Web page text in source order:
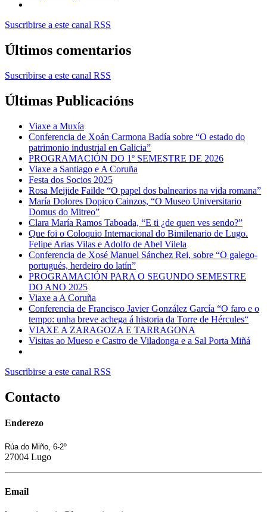
Suscribirse a este canal RSS
Últimos comentarios
Suscribirse a este canal RSS
Últimas Publicacións
Viaxe a Muxía
Conferencia de Xoán Carmona Badía sobre “O estado do
patrimonio industrial en Galicia”
PROGRAMACIÓN DO 1º SEMESTRE DE 2026
Viaxe a Santiago e A Coruña
Festa dos Socios 2025
Rosa Meijide Failde “O papel dos balnearios na vida romana”
María Dolores Dopico Cainzos, “O Museo Universitario
Domus do Mitreo”
Clara María Ramos Taboada, “E ti ¿de quen ves sendo?”
Que foi o Coloquio Internacional do Bimilenario de Lugo.
Felipe Arias Vilas e Adolfo de Abel Vilela
Conferencia de Xosé Manuel Sánchez Rei, sobre “O galego-
portugués, herdeiro do latín”
PROGRAMACIÓN PARA O SEGUNDO SEMESTRE
DO ANO 2025
Viaxe a A Coruña
Conferencia de Francisco Javier González García “O faro e o
tempo: unha breve achega á historia da Torre de Hércules“
VIAXE A ZARAGOZA E TARRAGONA
Visitas ao Mueso e Castro de Viladonga e a Sal Porta Miñá
Suscribirse a este canal RSS
Contacto
Enderezo
Rúa do Miño, 6-2º
27004 Lugo
Email